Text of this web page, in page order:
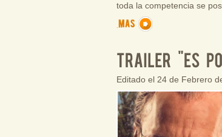
toda la competencia se
Editado el 24 de Febrero